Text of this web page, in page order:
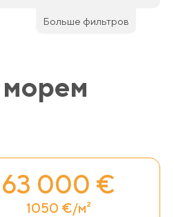
Больше фильтров
63 000 €
1050 €/м²